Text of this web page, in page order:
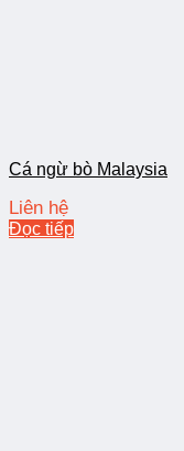
Cá ngừ bò Malaysia
Liên hệ
Đọc tiếp